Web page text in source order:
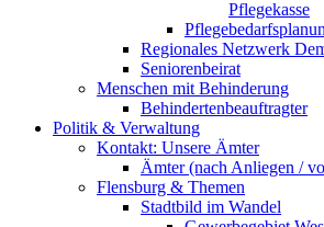
Pflegekasse
Regionales Netzwerk
Seniorenbeirat
Menschen mit Behinderung
Behindertenbeauftragter
Politik & Verwaltung
Kontakt: Unsere Ämter
Ämter (nach Anliegen /
Flensburg & Themen
Stadtbild im Wandel